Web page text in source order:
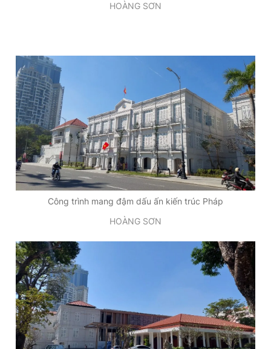
HOÀNG SƠN
Công trình mang đậm dấu ấn kiến trúc Pháp
HOÀNG SƠN